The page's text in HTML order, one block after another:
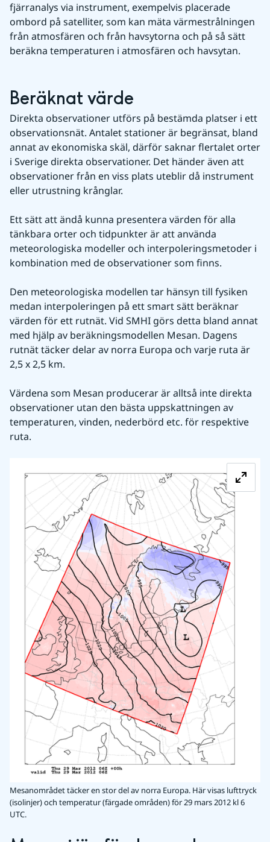
fjärranalys via instrument, exempelvis placerade
ombord på satelliter, som kan mäta värmestrålningen
från atmosfären och från havsytorna och på så sätt
beräkna temperaturen i atmosfären och havsytan.
Beräknat värde
Direkta observationer utförs på bestämda platser i ett
observationsnät. Antalet stationer är begränsat, bland
annat av ekonomiska skäl, därför saknar flertalet orter
i Sverige direkta observationer. Det händer även att
observationer från en viss plats uteblir då instrument
eller utrustning krånglar.
Ett sätt att ändå kunna presentera värden för alla
tänkbara orter och tidpunkter är att använda
meteorologiska modeller och interpoleringsmetoder i
kombination med de observationer som finns.
Den meteorologiska modellen tar hänsyn till fysiken
medan interpoleringen på ett smart sätt beräknar
värden för ett rutnät. Vid SMHI görs detta bland annat
med hjälp av beräkningsmodellen Mesan. Dagens
rutnät täcker delar av norra Europa och varje ruta är
2,5 x 2,5 km.
Värdena som Mesan producerar är alltså inte direkta
observationer utan den bästa uppskattningen av
temperaturen, vinden, nederbörd etc. för respektive
ruta.
Mesanområdet täcker en stor del av norra Europa. Här visas lufttryck
(isolinjer) och temperatur (färgade områden) för 29 mars 2012 kl 6
UTC.